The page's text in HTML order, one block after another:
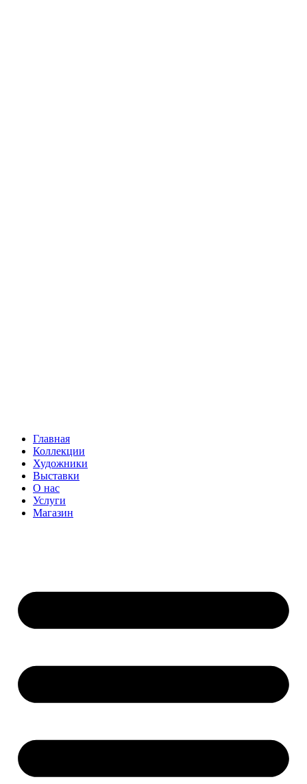
Главная
Коллекции
Художники
Выставки
О нас
Услуги
Магазин